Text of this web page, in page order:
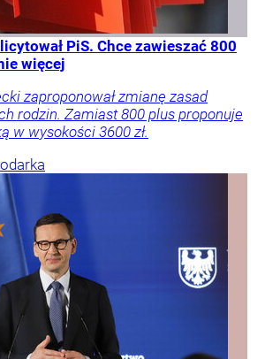
PiS. Chce zawieszać 800
więcej
zaproponował zmianę zasad
rodzin. Zamiast 800 plus proponuje
w wysokości 3600 zł.